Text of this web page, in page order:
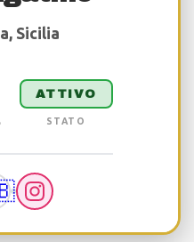
Sicilia
ATTIVO
STATO